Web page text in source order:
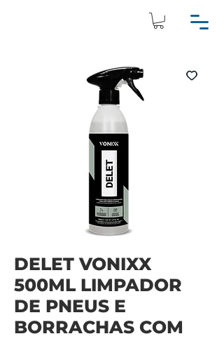
DELET VONIXX
500ML LIMPADOR
DE PNEUS E
BORRACHAS COM